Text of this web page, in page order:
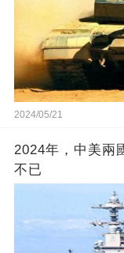
2024/05/21
2024年，中美兩
不已